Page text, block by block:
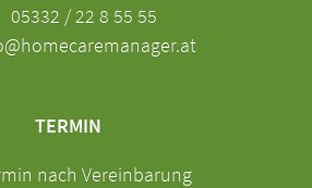
05332 / 22 8 55 55
TERMIN
nach Vereinbarung